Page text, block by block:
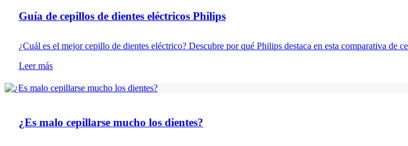
Guía de cepillos de dientes eléctricos Philips
¿Cuál es el mejor cepillo de dientes eléctrico? Descubre por qué Philips destaca en esta comparativa de
Leer más
¿Es malo cepillarse mucho los dientes?